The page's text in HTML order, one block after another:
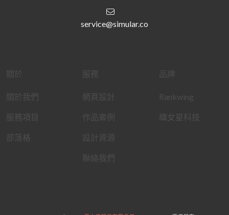
service@simular.co
關於
關於我們
服務項目
部落格
服務
網頁設計
作品案例
設計資源
聯絡我們
品牌
Rankwing
織女星科技